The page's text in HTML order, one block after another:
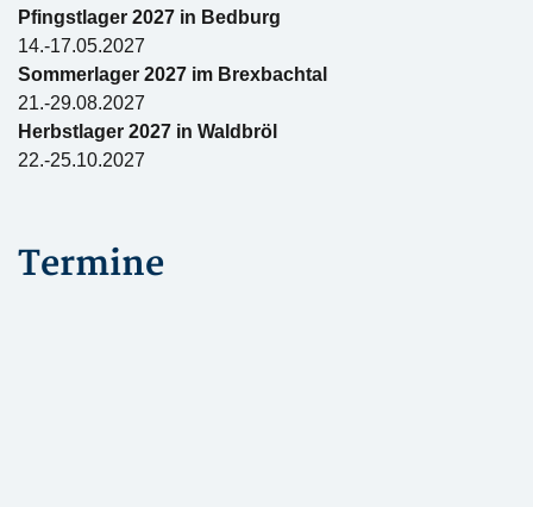
Pfingstlager 2027 in Bedburg
14.-17.05.2027
Sommerlager 2027 im Brexbachtal
21.-29.08.2027
Herbstlager 2027 in Waldbröl
22.-25.10.2027
Termine